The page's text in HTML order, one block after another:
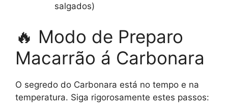
salgados)
🔥 Modo de Preparo
Macarrão á Carbonara
O segredo do Carbonara está no tempo e na
temperatura. Siga rigorosamente estes passos: